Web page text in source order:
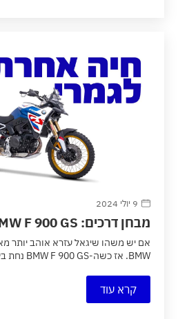
9 יולי 2024
מבחן דרכים: BMW F 900 GS
אם יש משהו שיגאל עזרא אוהב יותר
BMW. אז כשה-BMW F 900 GS נחת בישראל, הוא...
קרא עוד